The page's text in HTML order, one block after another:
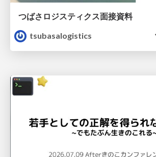
つばさロジスティクス面接資料
tsubasalogistics